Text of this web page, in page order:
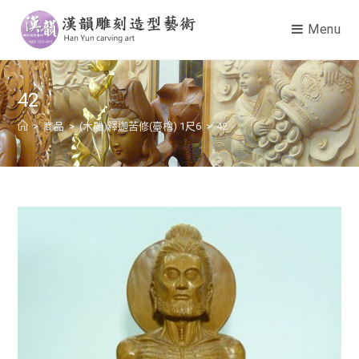
Menu
42
> 商品 > (木雕)釋迦苦修(臺檜) 1尺6 > 42